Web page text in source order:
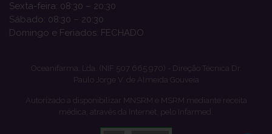
Sexta-feira: 08:30 – 20:30
Sábado: 08:30 – 20:30
Domingo e Feriados: FECHADO
Oceanifarma, Lda. (NIF 507 665 970) - Direção Técnica Dr.
Paulo Jorge V. de Almeida Gouveia
Autorizado a disponibilizar MNSRM e MSRM mediante receita
médica, através da Internet, pelo Infarmed.